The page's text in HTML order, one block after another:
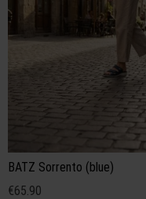
BATZ Sorrento (blue)
€65.90